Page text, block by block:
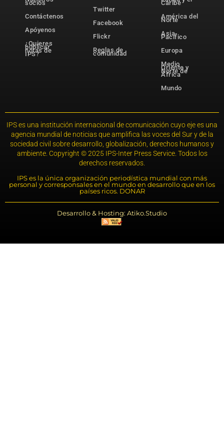
socios
Contáctenos
Apóyenos
¿Quieres
publicar
notas de
IPS?
Twitter
Facebook
Flickr
Reglas de
comunidad
Caribe
América del
Norte
Asia-
Pacífico
Europa
Medio
Oriente y
Norte de
África
Mundo
IPS es una institución internacional de comunicación cuyo eje es una
agencia mundial de noticias que amplifica las voces del Sur y de la
sociedad civil sobre desarrollo, globalización, derechos humanos y
ambiente. Copyright © 2025 IPS-Inter Press Service. Todos los
derechos reservados.
IPS es la única organización periodística mundial con más
personal y corresponsales en el mundo en desarrollo que en los
países ricos. DONAR
Desarrollo & Hosting: Atiko.Studio